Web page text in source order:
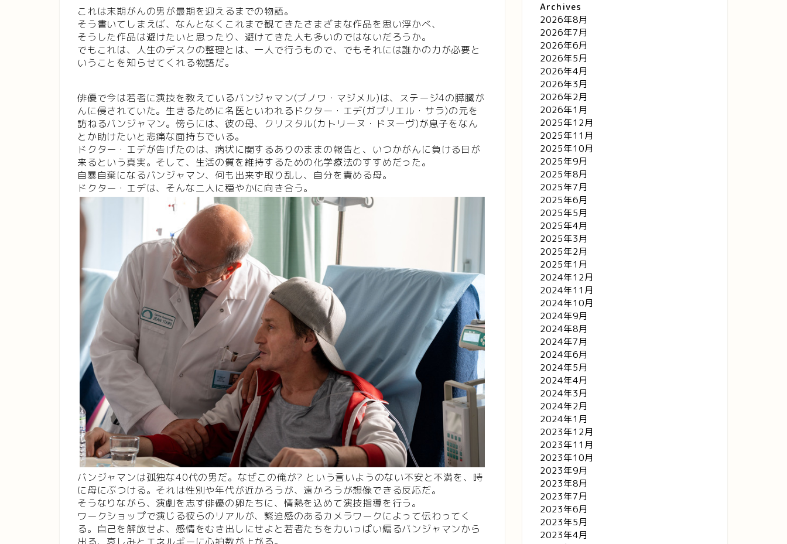
これは末期がんの男が最期を迎えるまでの物語。
そう書いてしまえば、なんとなくこれまで観てきたさまざまな作品を思い浮かべ、
そうした作品は避けたいと思ったり、避けてきた人も多いのではないだろうか。
でもこれは、人生のデスクの整理とは、一人で行うもので、でもそれには誰かの力が必要と
いうことを知らせてくれる物語だ。
俳優で今は若者に演技を教えているバンジャマン(ブノワ・マジメル)は、ステージ4の膵臓が
んに侵されていた。生きるために名医といわれるドクター・エデ(ガブリエル・サラ)の元を
訪ねるバンジャマン。傍らには、彼の母、クリスタル(カトリーヌ・ドヌーヴ)が息子をなん
とか助けたいと悲痛な面持ちでいる。
ドクター・エデが告げたのは、病状に関するありのままの報告と、いつかがんに負ける日が
来るという真実。そして、生活の質を維持するための化学療法のすすめだった。
自暴自棄になるバンジャマン、何も出来ず取り乱し、自分を責める母。
ドクター・エデは、そんな二人に穏やかに向き合う。
バンジャマンは孤独な40代の男だ。なぜこの俺が? という言いようのない不安と不満を、時
に母にぶつける。それは性別や年代が近かろうが、遠かろうが想像できる反応だ。
そうなりながら、演劇を志す俳優の卵たちに、情熱を込めて演技指導を行う。
ワークショップで演じる彼らのリアルが、緊迫感のあるカメラワークによって伝わってく
る。自己を解放せよ、感情をむき出しにせよと若者たちを力いっぱい煽るバンジャマンから
Archives
2026年8月
2026年7月
2026年6月
2026年5月
2026年4月
2026年3月
2026年2月
2026年1月
2025年12月
2025年11月
2025年10月
2025年9月
2025年8月
2025年7月
2025年6月
2025年5月
2025年4月
2025年3月
2025年2月
2025年1月
2024年12月
2024年11月
2024年10月
2024年9月
2024年8月
2024年7月
2024年6月
2024年5月
2024年4月
2024年3月
2024年2月
2024年1月
2023年12月
2023年11月
2023年10月
2023年9月
2023年8月
2023年7月
2023年6月
2023年5月
2023年4月